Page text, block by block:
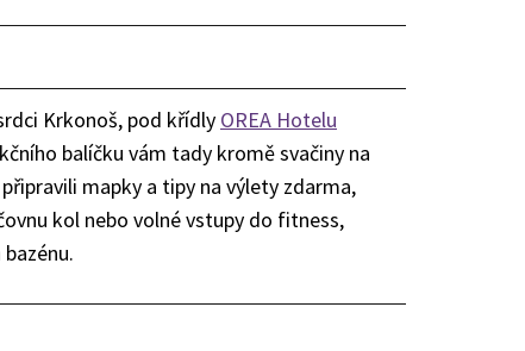
Krkonoš, pod křídly OREA Hotelu
balíčku vám tady kromě svačiny na
mapky a tipy na výlety zdarma,
kol nebo volné vstupy do fitness,